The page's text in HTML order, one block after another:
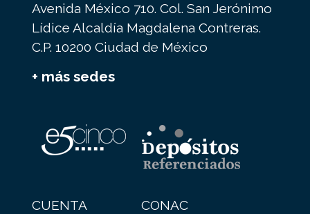
Avenida México 710. Col. San Jerónimo
Lídice Alcaldía Magdalena Contreras.
C.P. 10200 Ciudad de México
+ más sedes
CUENTA
CONAC